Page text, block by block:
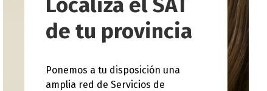
de tu provincia
Ponemos a tu disposición una
amplia red de Servicios de